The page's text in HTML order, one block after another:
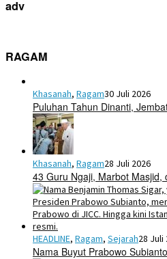
adv
RAGAM
Khasanah, Ragam30 Juli 2026
Puluhan Tahun Dinanti,
Khasanah, Ragam28 Juli 2026
43 Guru Ngaji, Marbot
HEADLINE, Ragam, Sejarah28 Juli
Nama Buyut Prabowo